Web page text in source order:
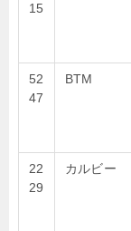
15
52
47
BTM
22
29
カルビー